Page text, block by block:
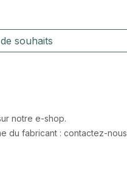
souhaits
notre e-shop.
du fabricant : contactez-nous